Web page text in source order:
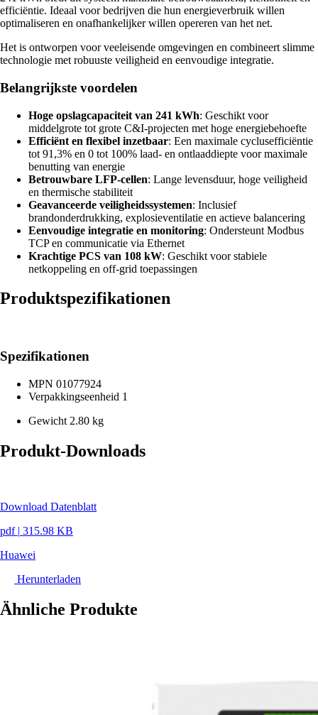
efficiëntie. Ideaal voor bedrijven die hun energieverbruik willen
optimaliseren en onafhankelijker willen opereren van het net.
Het is ontworpen voor veeleisende omgevingen en combineert slimme
technologie met robuuste veiligheid en eenvoudige integratie.
Belangrijkste voordelen
Hoge opslagcapaciteit van 241 kWh: Geschikt voor
middelgrote tot grote C&I-projecten met hoge energiebehoefte
Efficiënt en flexibel inzetbaar: Een maximale cyclusefficiëntie
tot 91,3% en 0 tot 100% laad- en ontlaaddiepte voor maximale
benutting van energie
Betrouwbare LFP-cellen: Lange levensduur, hoge veiligheid
en thermische stabiliteit
Geavanceerde veiligheidssystemen: Inclusief
brandonderdrukking, explosieventilatie en actieve balancering
Eenvoudige integratie en monitoring: Ondersteunt Modbus
TCP en communicatie via Ethernet
Krachtige PCS van 108 kW: Geschikt voor stabiele
netkoppeling en off-grid toepassingen
Produktspezifikationen
Spezifikationen
MPN 01077924
Verpakkingseenheid 1
Gewicht 2.80 kg
Produkt-Downloads
Download Datenblatt
pdf | 315.98 KB
Huawei
Herunterladen
Ähnliche Produkte